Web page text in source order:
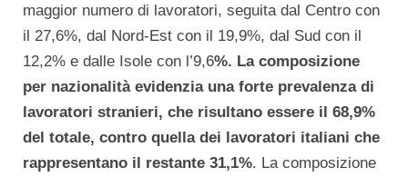
maggior numero di lavoratori, seguita dal Centro con
il 27,6%, dal Nord-Est con il 19,9%, dal Sud con il
12,2% e dalle Isole con l’9,6%. La composizione
per nazionalità evidenzia una forte prevalenza di
lavoratori stranieri, che risultano essere il 68,9%
del totale, contro quella dei lavoratori italiani che
rappresentano il restante 31,1%. La composizione